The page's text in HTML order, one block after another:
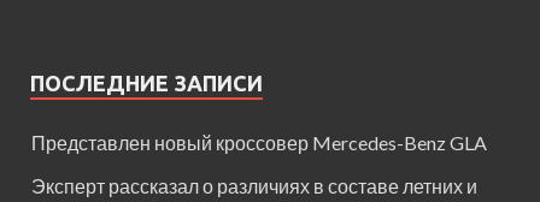
ПОСЛЕДНИЕ ЗАПИСИ
Представлен новый кроссовер Mercedes-Benz GLA
Эксперт рассказал о различиях в составе летних и